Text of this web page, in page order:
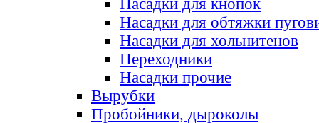
Насадки для кнопок
Насадки для обтяжки
Насадки для хольнитенов
Переходники
Насадки прочие
Вырубки
Пробойники, дыроколы